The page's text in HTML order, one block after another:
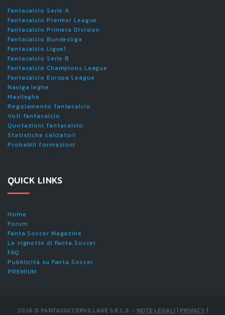
Fantacalcio Serie A
Fantacalcio Premier League
Fantacalcio Primera Division
Fantacalcio Bundesliga
Fantacalcio Ligue1
Fantacalcio Serie B
Fantacalcio Champions League
Fantacalcio Europa League
Naviga leghe
Maxileghe
Regolamento fantacalcio
Voti fantacalcio
Quotazioni fantacalcio
Statistiche calciatori
Probabili formazioni
QUICK LINKS
Home
Forum
Fanta.Soccer Magazine
Le vignette di Fanta.Soccer
FAQ
Pubblicità su Fanta.Soccer
PREMIUM
2026 © FANTASOCCERVILLAGE S.R.L.S. - NOTE LEGALI | PRIVACY |